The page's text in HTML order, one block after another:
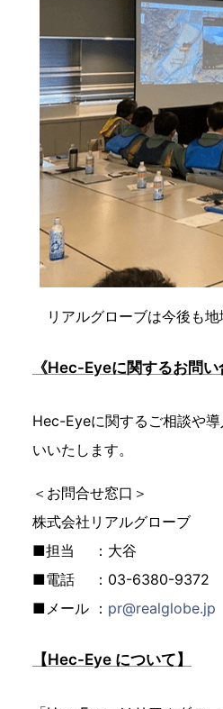
リアルグローブは今後も地
《Hec-Eyeに関するお問い
Hec-Eyeに関するご相談や
いいたします。
＜お問合せ窓口＞
株式会社リアルグローブ
■担当 ：大谷
■電話 ：03-6380-9372
■メール ： pr@realglobe.jp
【Hec-Eye について】